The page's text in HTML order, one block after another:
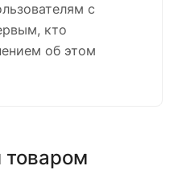
с
кто
об этом
товаром